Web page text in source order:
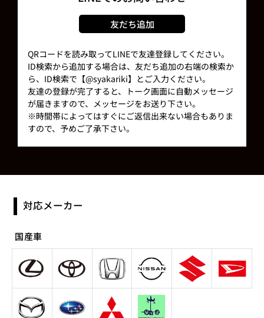
友だち追加
QRコードを読み取ってLINEで友達登録してください。
ID検索から追加する場合は、友だち追加の右端の検索か
ら、ID検索で【@syakariki】とご入力ください。
友達の登録が完了すると、トーク画面に自動メッセージ
が届きますので、メッセージをお送り下さい。
※時間帯によってはすぐにご返信出来ない場合もありま
すので、予めご了承下さい。
対応メーカー
国産車